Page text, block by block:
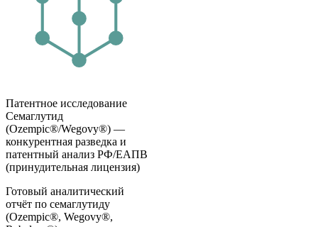
Патентное исследование
Семаглутид
(Ozempic®/Wegovy®) —
конкурентная разведка и
патентный анализ РФ/ЕАПВ
(принудительная лицензия)
Готовый аналитический
отчёт по семаглутиду
(Ozempic®, Wegovy®,